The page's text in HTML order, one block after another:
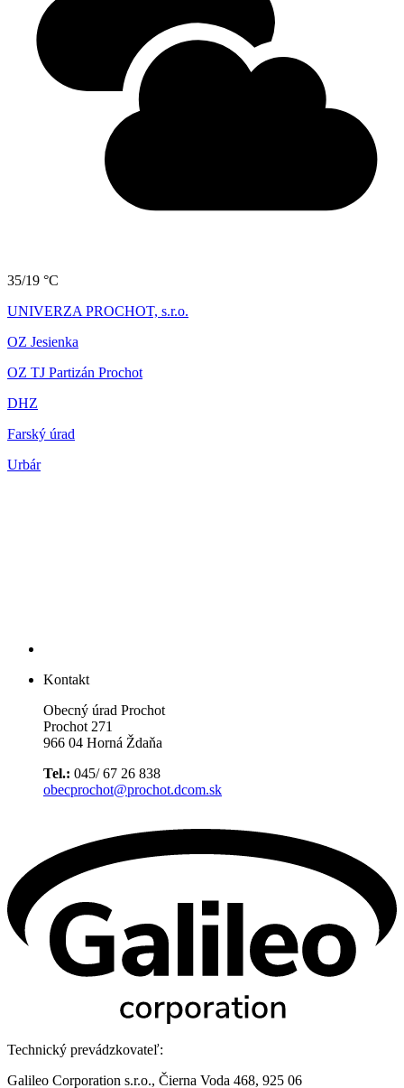
35/19 °C
UNIVERZA PROCHOT, s.r.o.
OZ Jesienka
OZ TJ Partizán Prochot
DHZ
Farský úrad
Urbár
Kontakt
Obecný úrad Prochot
Prochot 271
966 04 Horná Ždaňa
Tel.: 045/ 67 26 838
obecprochot@prochot.dcom.sk
Technický prevádzkovateľ:
Galileo Corporation s.r.o., Čierna Voda 468, 925 06